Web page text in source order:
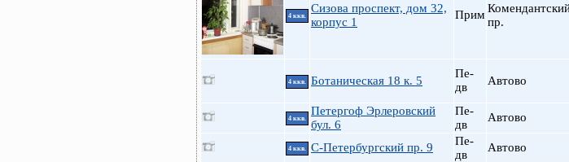
4 ккв.
Сизова проспект, дом 32,
корпус 1
Прим
пр.
4 ккв. Ботаническая 18 к. 5
Пе-
дв
Автово
4 ккв.
Петергоф Эрлеровский
бул. 6
Пе-
дв
Автово
4 ккв. С-Петербургский пр. 9
Пе-
дв
Автово